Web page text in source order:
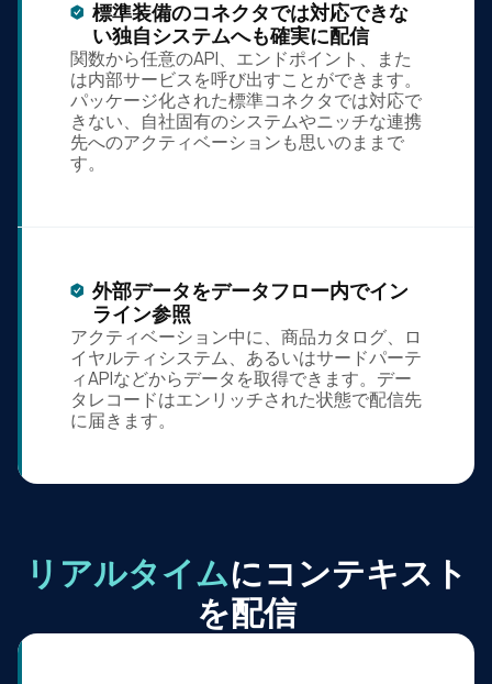
標準装備のコネクタでは対応できな
い独自システムへも確実に配信
関数から任意のAPI、エンドポイント、また
は内部サービスを呼び出すことができます。
パッケージ化された標準コネクタでは対応で
きない、自社固有のシステムやニッチな連携
先へのアクティベーションも思いのままで
す。
外部データをデータフロー内でイン
ライン参照
アクティベーション中に、商品カタログ、ロ
イヤルティシステム、あるいはサードパーテ
ィAPIなどからデータを取得できます。デー
タレコードはエンリッチされた状態で配信先
に届きます。
リアルタイムにコンテキスト
を配信